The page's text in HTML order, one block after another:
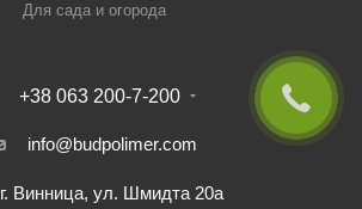
Для сада и огорода
+38 063 200-7-200
info@budpolimer.com
г. Винница, ул. Шмидта 20а